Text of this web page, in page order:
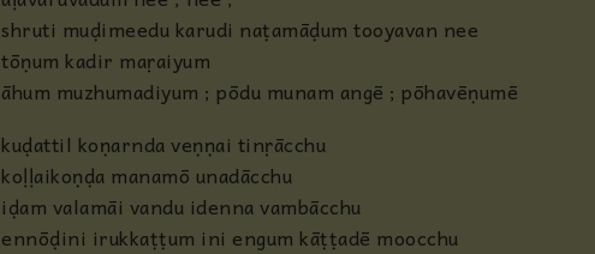
shruti muḍimeedu karudi naṭamāḍum tooyavan nee
tōṇum kadir maṛaiyum
āhum muzhumadiyum ; pōdu munam angē ; pōhavēṇumē
kuḍattil koṇarnda veṇṇai tinṛācchu
koḷḷaikoṇḍa manamō unadācchu
iḍam valamāi vandu idenna vambācchu
ennōḍini irukkaṭṭum ini engum kāṭṭadē moocchu